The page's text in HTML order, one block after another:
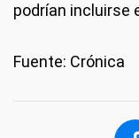
podrían incluirse
Fuente: Crónica